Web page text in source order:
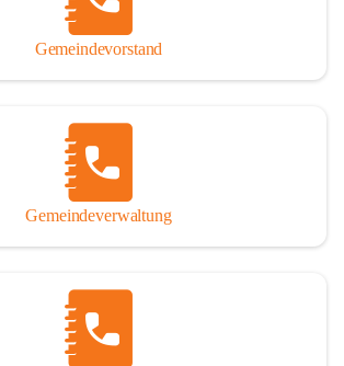
Gemeindevorstand
Gemeindeverwaltung